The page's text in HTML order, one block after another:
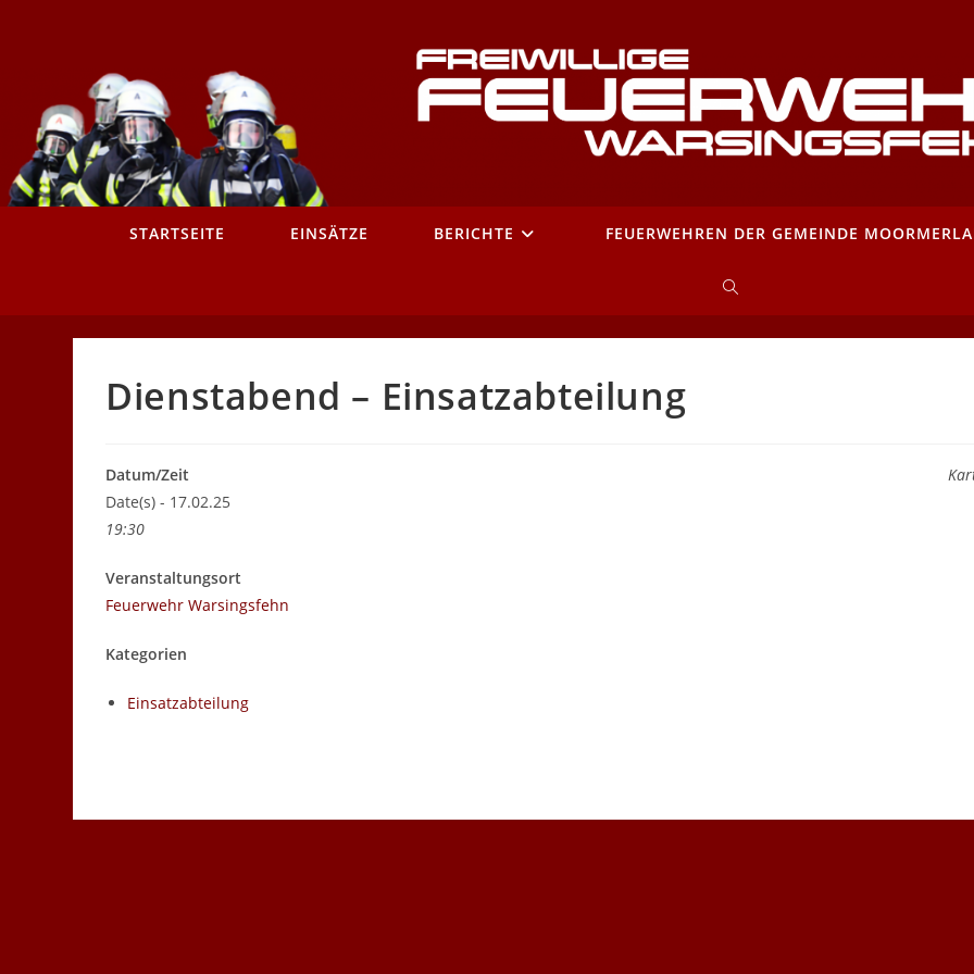
STARTSEITE EINSÄTZE BERICHTE FEUERWEHREN DER GEMEINDE
WEBSITE-
SUCHE
Dienstabend – Einsatzabteilung
Datum/Zeit
Date(s) - 17.02.25
19:30
Veranstaltungsort
Feuerwehr Warsingsfehn
Kategorien
Einsatzabteilung